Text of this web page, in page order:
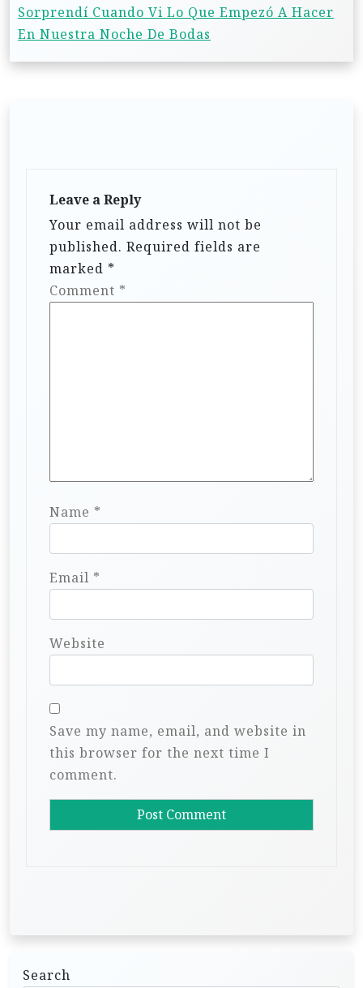
Sorprendí Cuando Vi Lo Que Empezó A Hacer
En Nuestra Noche De Bodas
Leave a Reply
Your email address will not be
published. Required fields are
marked *
Comment *
Name *
Email *
Website
Save my name, email, and website in
this browser for the next time I
comment.
Search